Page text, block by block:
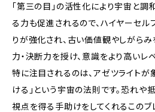
「第三の目」の活性化により宇宙と
る力も促進されるので、ハイヤーセ
りが強化され、古い価値観やしがらみ
力・決断力を授け、意識をより高いレ
特に注目されるのは、アゼツライトが
ける」という宇宙の法則です。恐れや
視点を得る手助けをしてくれるこのブ